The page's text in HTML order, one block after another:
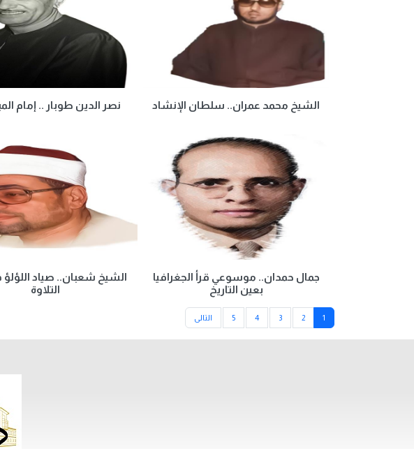
الشيخ محمد عمران.. سلطان الإنشاد نصر الدين طوبار .. إمام
جمال حمدان.. موسوعي قرأ الجغرافيا
بعين التاريخ
الشيخ شعبان.. صياد
التلاوة
1
2
3
4
5 التالى